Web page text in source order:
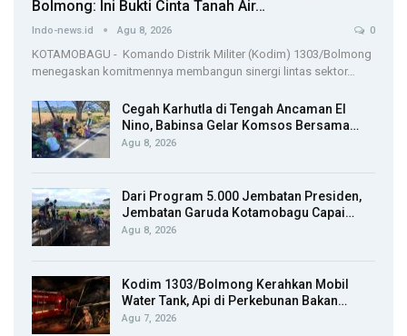
Bolmong: Ini Bukti Cinta Tanah Air…
Indo-news.id Agu 8, 2026 0
KOTAMOBAGU - Komando Distrik Militer (Kodim) 1303/Bolmong
menegaskan komitmennya membangun sinergi lintas sektor…
Cegah Karhutla di Tengah Ancaman El
Nino, Babinsa Gelar Komsos Bersama…
Agu 8, 2026
Dari Program 5.000 Jembatan Presiden,
Jembatan Garuda Kotamobagu Capai…
Agu 8, 2026
Kodim 1303/Bolmong Kerahkan Mobil
Water Tank, Api di Perkebunan Bakan…
Agu 7, 2026